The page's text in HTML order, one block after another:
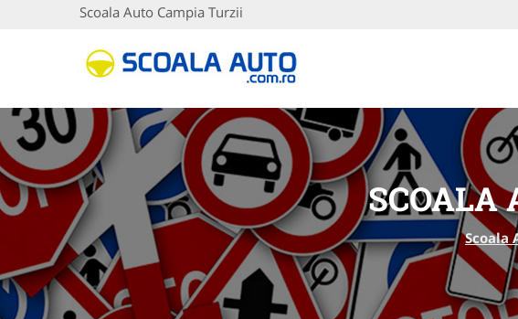
Scoala Auto Campia Turzii
SCOALA
Scoala